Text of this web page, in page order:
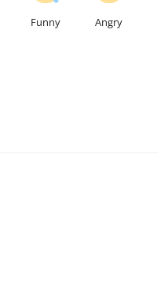
Funny Angry